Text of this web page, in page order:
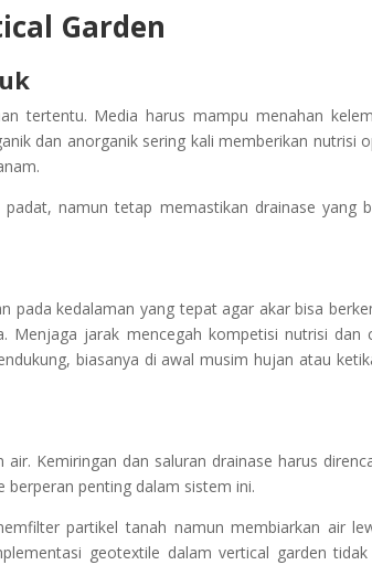
Garden
tertentu. Media harus mampu menahan
dan anorganik sering kali memberikan nutrisi
namun tetap memastikan drainase yang
pada kedalaman yang tepat agar akar bisa
Menjaga jarak mencegah kompetisi nutrisi dan
biasanya di awal musim hujan atau
Kemiringan dan saluran drainase harus
berperan penting dalam sistem ini.
partikel tanah namun membiarkan air
geotextile dalam vertical garden tidak